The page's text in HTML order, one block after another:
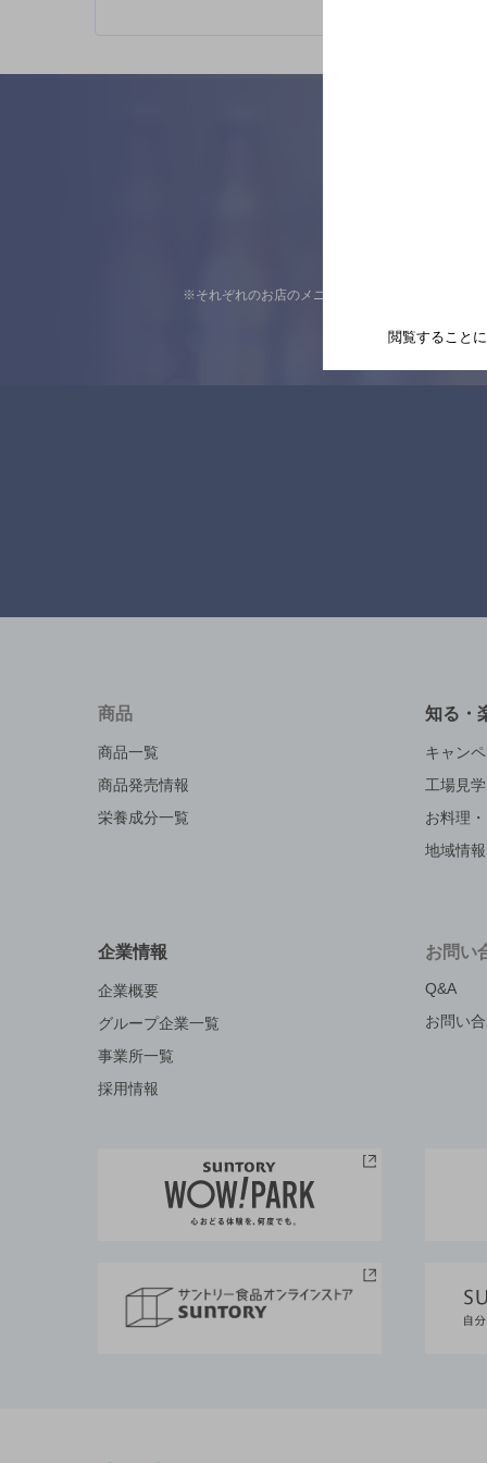
※それぞれのお店のメニューや営業時間などの掲載
商品
商品一覧
商品発売情報
栄養成分一覧
知る・
キャン
工場見学
お料理
地域情報
企業情報
企業概要
グループ企業一覧
事業所一覧
採用情報
お問い
Q&A
お問い
閲覧すること